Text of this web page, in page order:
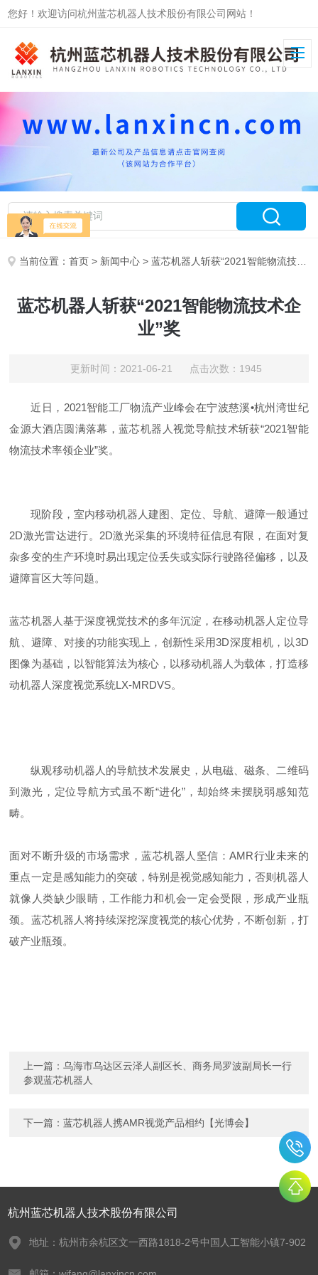
您好！欢迎访问杭州蓝芯机器人技术股份有限公司网站！
当前位置：首页 > 新闻中心 > 蓝芯机器人斩获“2021智能物流技术企业”奖
蓝芯机器人斩获“2021智能物流技术企
业”奖
更新时间：2021-06-21 点击次数：1945
近日，2021智能工厂物流产业峰会在宁波慈溪•杭州湾世纪
金源大酒店圆满落幕，蓝芯机器人视觉导航技术斩获“2021智能
物流技术率领企业”奖。
现阶段，室内移动机器人建图、定位、导航、避障一般通过
2D激光雷达进行。2D激光采集的环境特征信息有限，在面对复
杂多变的生产环境时易出现定位丢失或实际行驶路径偏移，以及
避障盲区大等问题。
蓝芯机器人基于深度视觉技术的多年沉淀，在移动机器人定位导
航、避障、对接的功能实现上，创新性采用3D深度相机，以3D
图像为基础，以智能算法为核心，以移动机器人为载体，打造移
动机器人深度视觉系统LX-MRDVS。
纵观移动机器人的导航技术发展史，从电磁、磁条、二维码
到激光，定位导航方式虽不断“进化”，却始终未摆脱弱感知范
畴。
面对不断升级的市场需求，蓝芯机器人坚信：AMR行业未来的
重点一定是感知能力的突破，特别是视觉感知能力，否则机器人
就像人类缺少眼睛，工作能力和机会一定会受限，形成产业瓶
颈。蓝芯机器人将持续深挖深度视觉的核心优势，不断创新，打
破产业瓶颈。
上一篇：乌海市乌达区云泽人副区长、商务局罗波副局长一行
参观蓝芯机器人
下一篇：蓝芯机器人携AMR视觉产品相约【光博会】
杭州蓝芯机器人技术股份有限公司
地址：杭州市余杭区文一西路1818-2号中国人工智能小镇7-902